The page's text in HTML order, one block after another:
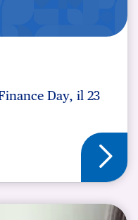
Day, il 23